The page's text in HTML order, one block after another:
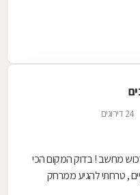
24 דירוגים
מחשב ! בדוק המקום הכי
טוב והכי בטוח שקיים , טרחתי להגיע ממרחק